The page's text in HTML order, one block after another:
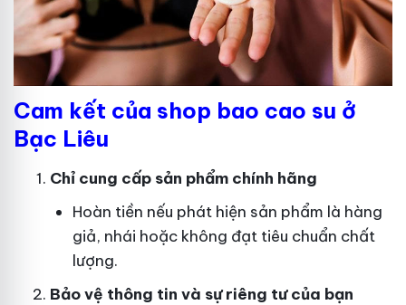
Cam kết của shop bao cao su ở
Bạc Liêu
Chỉ cung cấp sản phẩm chính hãng
Hoàn tiền nếu phát hiện sản phẩm là hàng
giả, nhái hoặc không đạt tiêu chuẩn chất
lượng.
Bảo vệ thông tin và sự riêng tư của bạn